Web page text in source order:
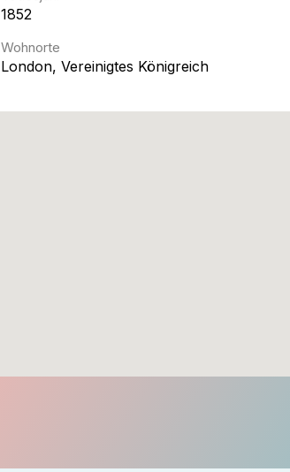
1852
Wohnorte
London, Vereinigtes Königreich